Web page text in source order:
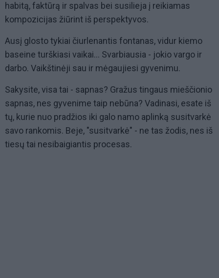
habitą, faktūrą ir spalvas bei susilieja į reikiamas
kompozicijas žiūrint iš perspektyvos.
Ausį glosto tykiai čiurlenantis fontanas, vidur kiemo
baseine turškiasi vaikai... Svarbiausia - jokio vargo ir
darbo. Vaikštinėji sau ir mėgaujiesi gyvenimu.
Sakysite, visa tai - sapnas? Gražus tingaus mieščionio
sapnas, nes gyvenime taip nebūna? Vadinasi, esate iš
tų, kurie nuo pradžios iki galo namo aplinką susitvarkė
savo rankomis. Beje, "susitvarkė" - ne tas žodis, nes iš
tiesų tai nesibaigiantis procesas.